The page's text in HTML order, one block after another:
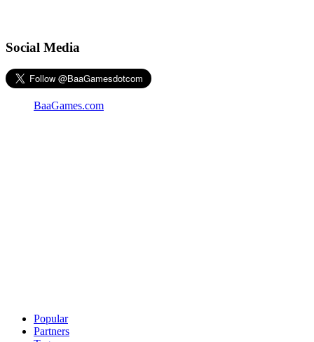
Social Media
BaaGames.com
Popular
Partners